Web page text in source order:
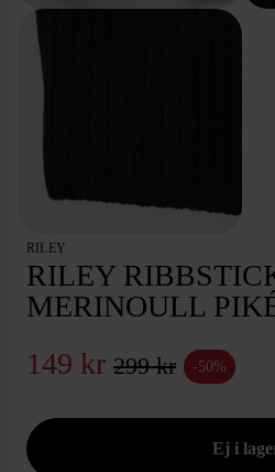
RILEY
RILEY
MERINOULL
149 kr 299 kr -50%